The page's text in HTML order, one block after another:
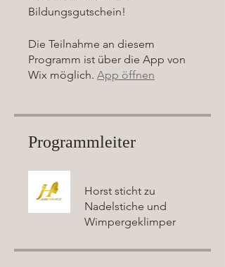
Bildungsgutschein!
Die Teilnahme an diesem
Programm ist über die App von
Wix möglich. App öffnen
Programmleiter
Horst sticht zu
Nadelstiche und
Wimpergeklimper